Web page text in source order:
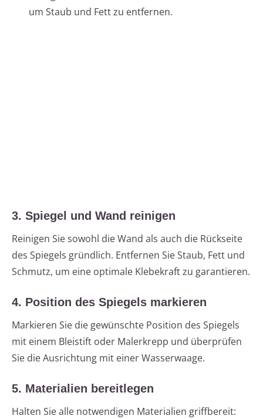
um Staub und Fett zu entfernen.
3. Spiegel und Wand reinigen
Reinigen Sie sowohl die Wand als auch die Rückseite
des Spiegels gründlich. Entfernen Sie Staub, Fett und
Schmutz, um eine optimale Klebekraft zu garantieren.
4. Position des Spiegels markieren
Markieren Sie die gewünschte Position des Spiegels
mit einem Bleistift oder Malerkrepp und überprüfen
Sie die Ausrichtung mit einer Wasserwaage.
5. Materialien bereitlegen
Halten Sie alle notwendigen Materialien griffbereit: